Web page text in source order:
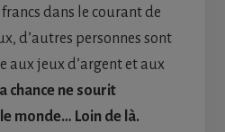
dans le courant de
d’autres personnes sont
aux jeux d’argent et aux
chance ne sourit
monde… Loin de là.